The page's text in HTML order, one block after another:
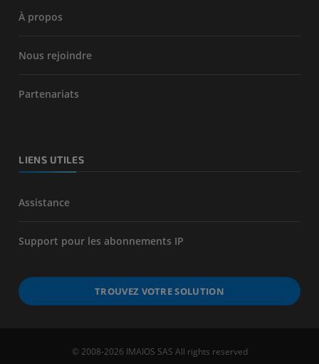
À propos
Nous rejoindre
Partenariats
LIENS UTILES
Assistance
Support pour les abonnements IP
TROUVEZ VOTRE SOLUTION
© 2008-2026 IMAIOS SAS All rights reserved